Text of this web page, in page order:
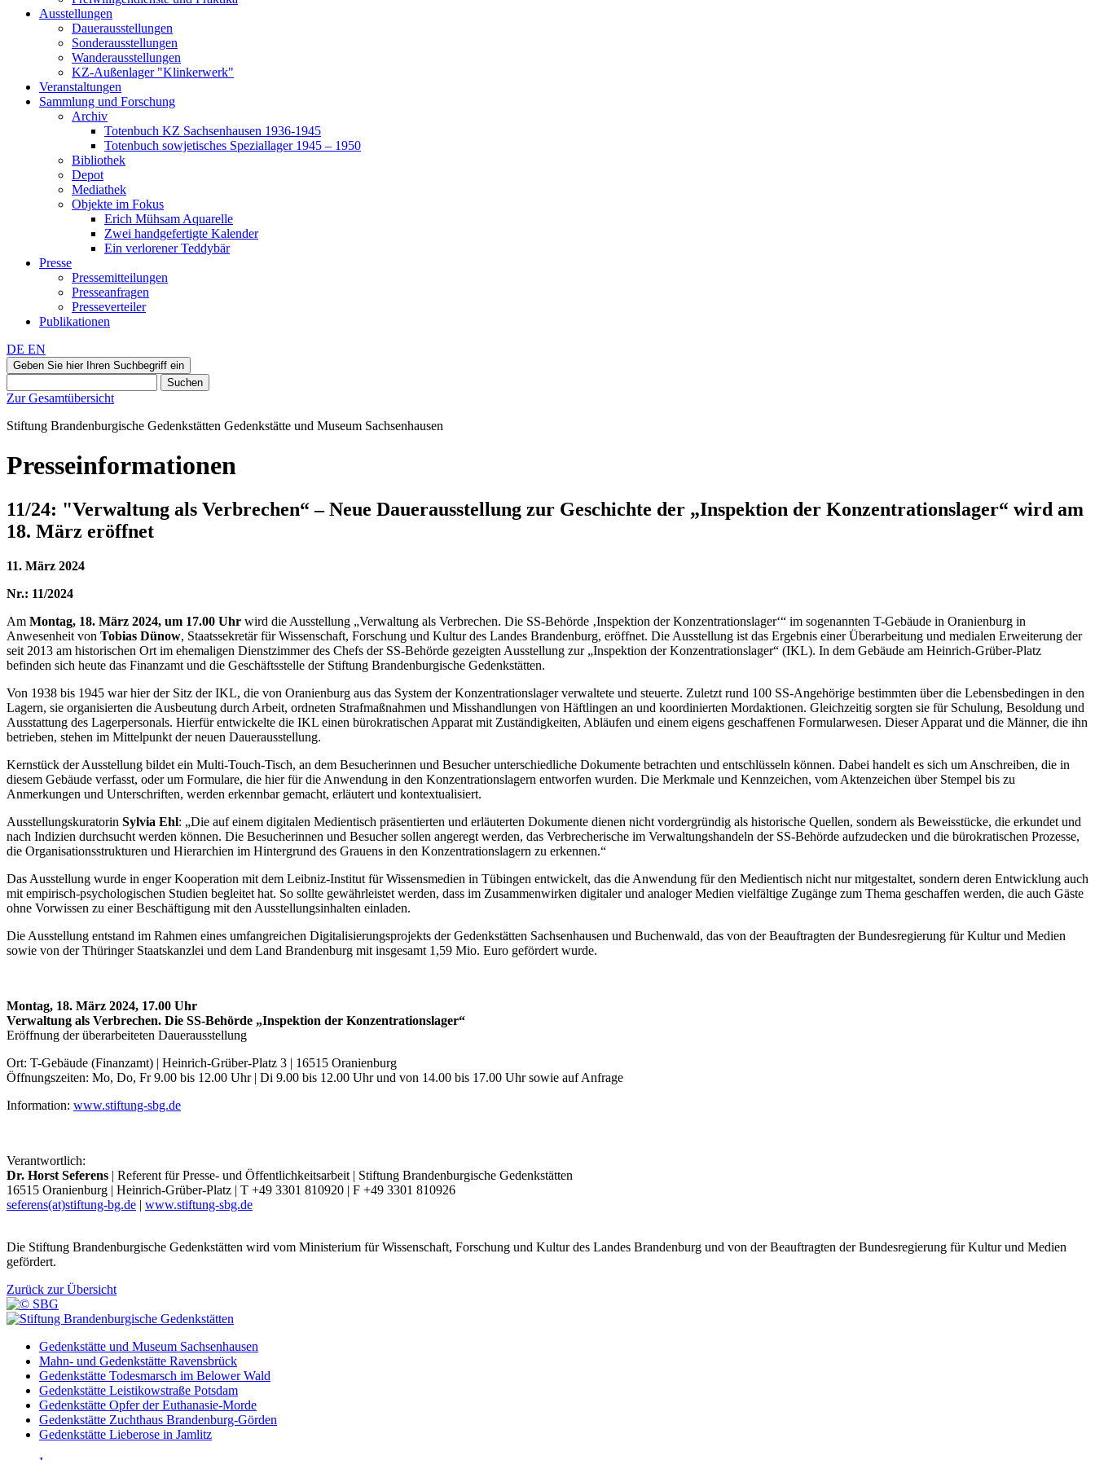
Ausstellungen
Dauerausstellungen
Sonderausstellungen
Wanderausstellungen
KZ-Außenlager "Klinkerwerk"
Veranstaltungen
Sammlung und Forschung
Archiv
Totenbuch KZ Sachsenhausen 1936-1945
Totenbuch sowjetisches Speziallager 1945 – 1950
Bibliothek
Depot
Mediathek
Objekte im Fokus
Erich Mühsam Aquarelle
Zwei handgefertigte Kalender
Ein verlorener Teddybär
Presse
Pressemitteilungen
Presseanfragen
Presseverteiler
Publikationen
DE EN
Geben Sie hier Ihren Suchbegriff ein
Suchen
Zur Gesamtübersicht
Stiftung Brandenburgische Gedenkstätten Gedenkstätte und Museum Sachsenhausen
Presseinformationen
11/24: "Verwaltung als Verbrechen“ – Neue Dauerausstellung zur Geschichte der „Inspektion der Konzentrationslager“ wird am
18. März eröffnet
11. März 2024
Nr.: 11/2024
Am Montag, 18. März 2024, um 17.00 Uhr wird die Ausstellung „Verwaltung als Verbrechen. Die SS-Behörde ‚Inspektion der Konzentrationslager‘“ im sogenannten T-Gebäude in Oranienburg in
Anwesenheit von Tobias Dünow, Staatssekretär für Wissenschaft, Forschung und Kultur des Landes Brandenburg, eröffnet. Die Ausstellung ist das Ergebnis einer Überarbeitung und medialen Erweiterung der
seit 2013 am historischen Ort im ehemaligen Dienstzimmer des Chefs der SS-Behörde gezeigten Ausstellung zur „Inspektion der Konzentrationslager“ (IKL). In dem Gebäude am Heinrich-Grüber-Platz
befinden sich heute das Finanzamt und die Geschäftsstelle der Stiftung Brandenburgische Gedenkstätten.
Von 1938 bis 1945 war hier der Sitz der IKL, die von Oranienburg aus das System der Konzentrationslager verwaltete und steuerte. Zuletzt rund 100 SS-Angehörige bestimmten über die Lebensbedingen in den
Lagern, sie organisierten die Ausbeutung durch Arbeit, ordneten Strafmaßnahmen und Misshandlungen von Häftlingen an und koordinierten Mordaktionen. Gleichzeitig sorgten sie für Schulung, Besoldung und
Ausstattung des Lagerpersonals. Hierfür entwickelte die IKL einen bürokratischen Apparat mit Zuständigkeiten, Abläufen und einem eigens geschaffenen Formularwesen. Dieser Apparat und die Männer, die ihn
betrieben, stehen im Mittelpunkt der neuen Dauerausstellung.
Kernstück der Ausstellung bildet ein Multi-Touch-Tisch, an dem Besucherinnen und Besucher unterschiedliche Dokumente betrachten und entschlüsseln können. Dabei handelt es sich um Anschreiben, die in
diesem Gebäude verfasst, oder um Formulare, die hier für die Anwendung in den Konzentrationslagern entworfen wurden. Die Merkmale und Kennzeichen, vom Aktenzeichen über Stempel bis zu
Anmerkungen und Unterschriften, werden erkennbar gemacht, erläutert und kontextualisiert.
Ausstellungskuratorin Sylvia Ehl: „Die auf einem digitalen Medientisch präsentierten und erläuterten Dokumente dienen nicht vordergründig als historische Quellen, sondern als Beweisstücke, die erkundet und
nach Indizien durchsucht werden können. Die Besucherinnen und Besucher sollen angeregt werden, das Verbrecherische im Verwaltungshandeln der SS-Behörde aufzudecken und die bürokratischen Prozesse,
die Organisationsstrukturen und Hierarchien im Hintergrund des Grauens in den Konzentrationslagern zu erkennen.“
Das Ausstellung wurde in enger Kooperation mit dem Leibniz-Institut für Wissensmedien in Tübingen entwickelt, das die Anwendung für den Medientisch nicht nur mitgestaltet, sondern deren Entwicklung auch
mit empirisch-psychologischen Studien begleitet hat. So sollte gewährleistet werden, dass im Zusammenwirken digitaler und analoger Medien vielfältige Zugänge zum Thema geschaffen werden, die auch Gäste
ohne Vorwissen zu einer Beschäftigung mit den Ausstellungsinhalten einladen.
Die Ausstellung entstand im Rahmen eines umfangreichen Digitalisierungsprojekts der Gedenkstätten Sachsenhausen und Buchenwald, das von der Beauftragten der Bundesregierung für Kultur und Medien
sowie von der Thüringer Staatskanzlei und dem Land Brandenburg mit insgesamt 1,59 Mio. Euro gefördert wurde.
Montag, 18. März 2024, 17.00 Uhr
Verwaltung als Verbrechen. Die SS-Behörde „Inspektion der Konzentrationslager“
Eröffnung der überarbeiteten Dauerausstellung
Ort: T-Gebäude (Finanzamt) | Heinrich-Grüber-Platz 3 | 16515 Oranienburg
Öffnungszeiten: Mo, Do, Fr 9.00 bis 12.00 Uhr | Di 9.00 bis 12.00 Uhr und von 14.00 bis 17.00 Uhr sowie auf Anfrage
Information: www.stiftung-sbg.de
Verantwortlich:
Dr. Horst Seferens | Referent für Presse- und Öffentlichkeitsarbeit | Stiftung Brandenburgische Gedenkstätten
16515 Oranienburg | Heinrich-Grüber-Platz | T +49 3301 810920 | F +49 3301 810926
seferens(at)stiftung-bg.de | www.stiftung-sbg.de
Die Stiftung Brandenburgische Gedenkstätten wird vom Ministerium für Wissenschaft, Forschung und Kultur des Landes Brandenburg und von der Beauftragten der Bundesregierung für Kultur und Medien
gefördert.
Zurück zur Übersicht
Gedenkstätte und Museum Sachsenhausen
Mahn- und Gedenkstätte Ravensbrück
Gedenkstätte Todesmarsch im Belower Wald
Gedenkstätte Leistikowstraße Potsdam
Gedenkstätte Opfer der Euthanasie-Morde
Gedenkstätte Zuchthaus Brandenburg-Görden
Gedenkstätte Lieberose in Jamlitz